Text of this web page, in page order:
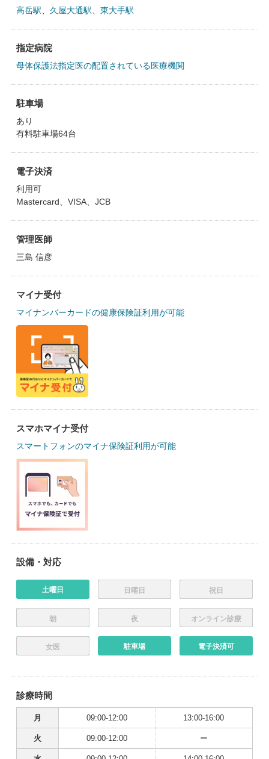
高岳駅 久屋大通駅 東大手駅
指定病院
母体保護法指定医の配置されている医療機関
駐車場
あり
有料駐車場64台
電子決済
利用可
Mastercard、VISA、JCB
管理医師
三島 信彦
マイナ受付
マイナンバーカードの健康保険証利用が可能
スマホマイナ受付
スマートフォンのマイナ保険証利用が可能
設備・対応
土曜日 日曜日 祝日
朝 夜 オンライン診療
女医 駐車場 電子決済可
診療時間
月 09:00-12:00 13:00-16:00
火 09:00-12:00 ー